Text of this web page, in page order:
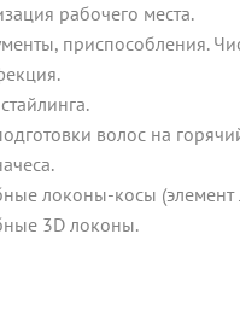
рабочего места.
приспособления.
волос на
локоны-косы (элемент
3D локоны.